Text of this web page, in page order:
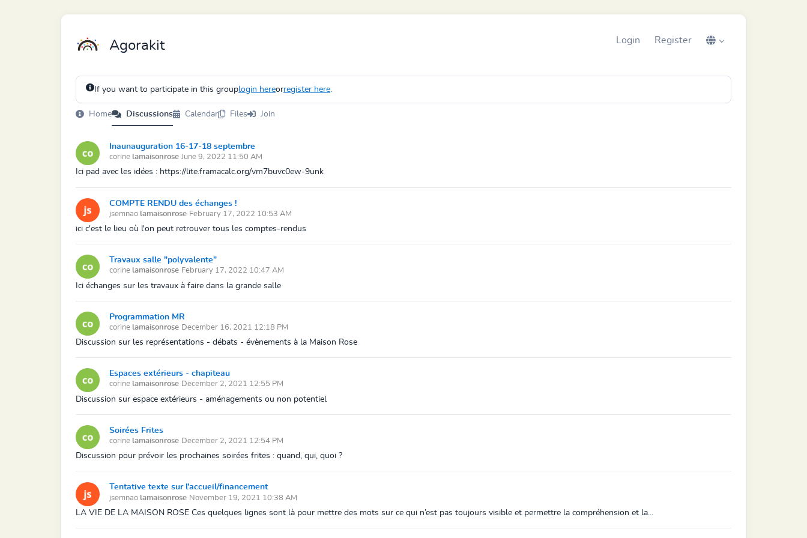
Agorakit Login Register
If you want to participate in this grouplogin hereorregister here.
Home Discussions Calendar Files Join
Inaunauguration 16-17-18 septembre
corine lamaisonrose June 9, 2022 11:50 AM
Ici pad avec les idées : https://lite.framacalc.org/vm7buvc0ew-9unk
COMPTE RENDU des échanges !
jsemnao lamaisonrose February 17, 2022 10:53 AM
ici c'est le lieu où l'on peut retrouver tous les comptes-rendus
Travaux salle "polyvalente"
corine lamaisonrose February 17, 2022 10:47 AM
Ici échanges sur les travaux à faire dans la grande salle
Programmation MR
corine lamaisonrose December 16, 2021 12:18 PM
Discussion sur les représentations - débats - évènements à la Maison Rose
Espaces extérieurs - chapiteau
corine lamaisonrose December 2, 2021 12:55 PM
Discussion sur espace extérieurs - aménagements ou non potentiel
Soirées Frites
corine lamaisonrose December 2, 2021 12:54 PM
Discussion pour prévoir les prochaines soirées frites : quand, qui, quoi ?
Tentative texte sur l'accueil/financement
jsemnao lamaisonrose November 19, 2021 10:38 AM
LA VIE DE LA MAISON ROSE Ces quelques lignes sont là pour mettre des mots sur ce qui n’est pas toujours visible et permettre la compréhension et la...